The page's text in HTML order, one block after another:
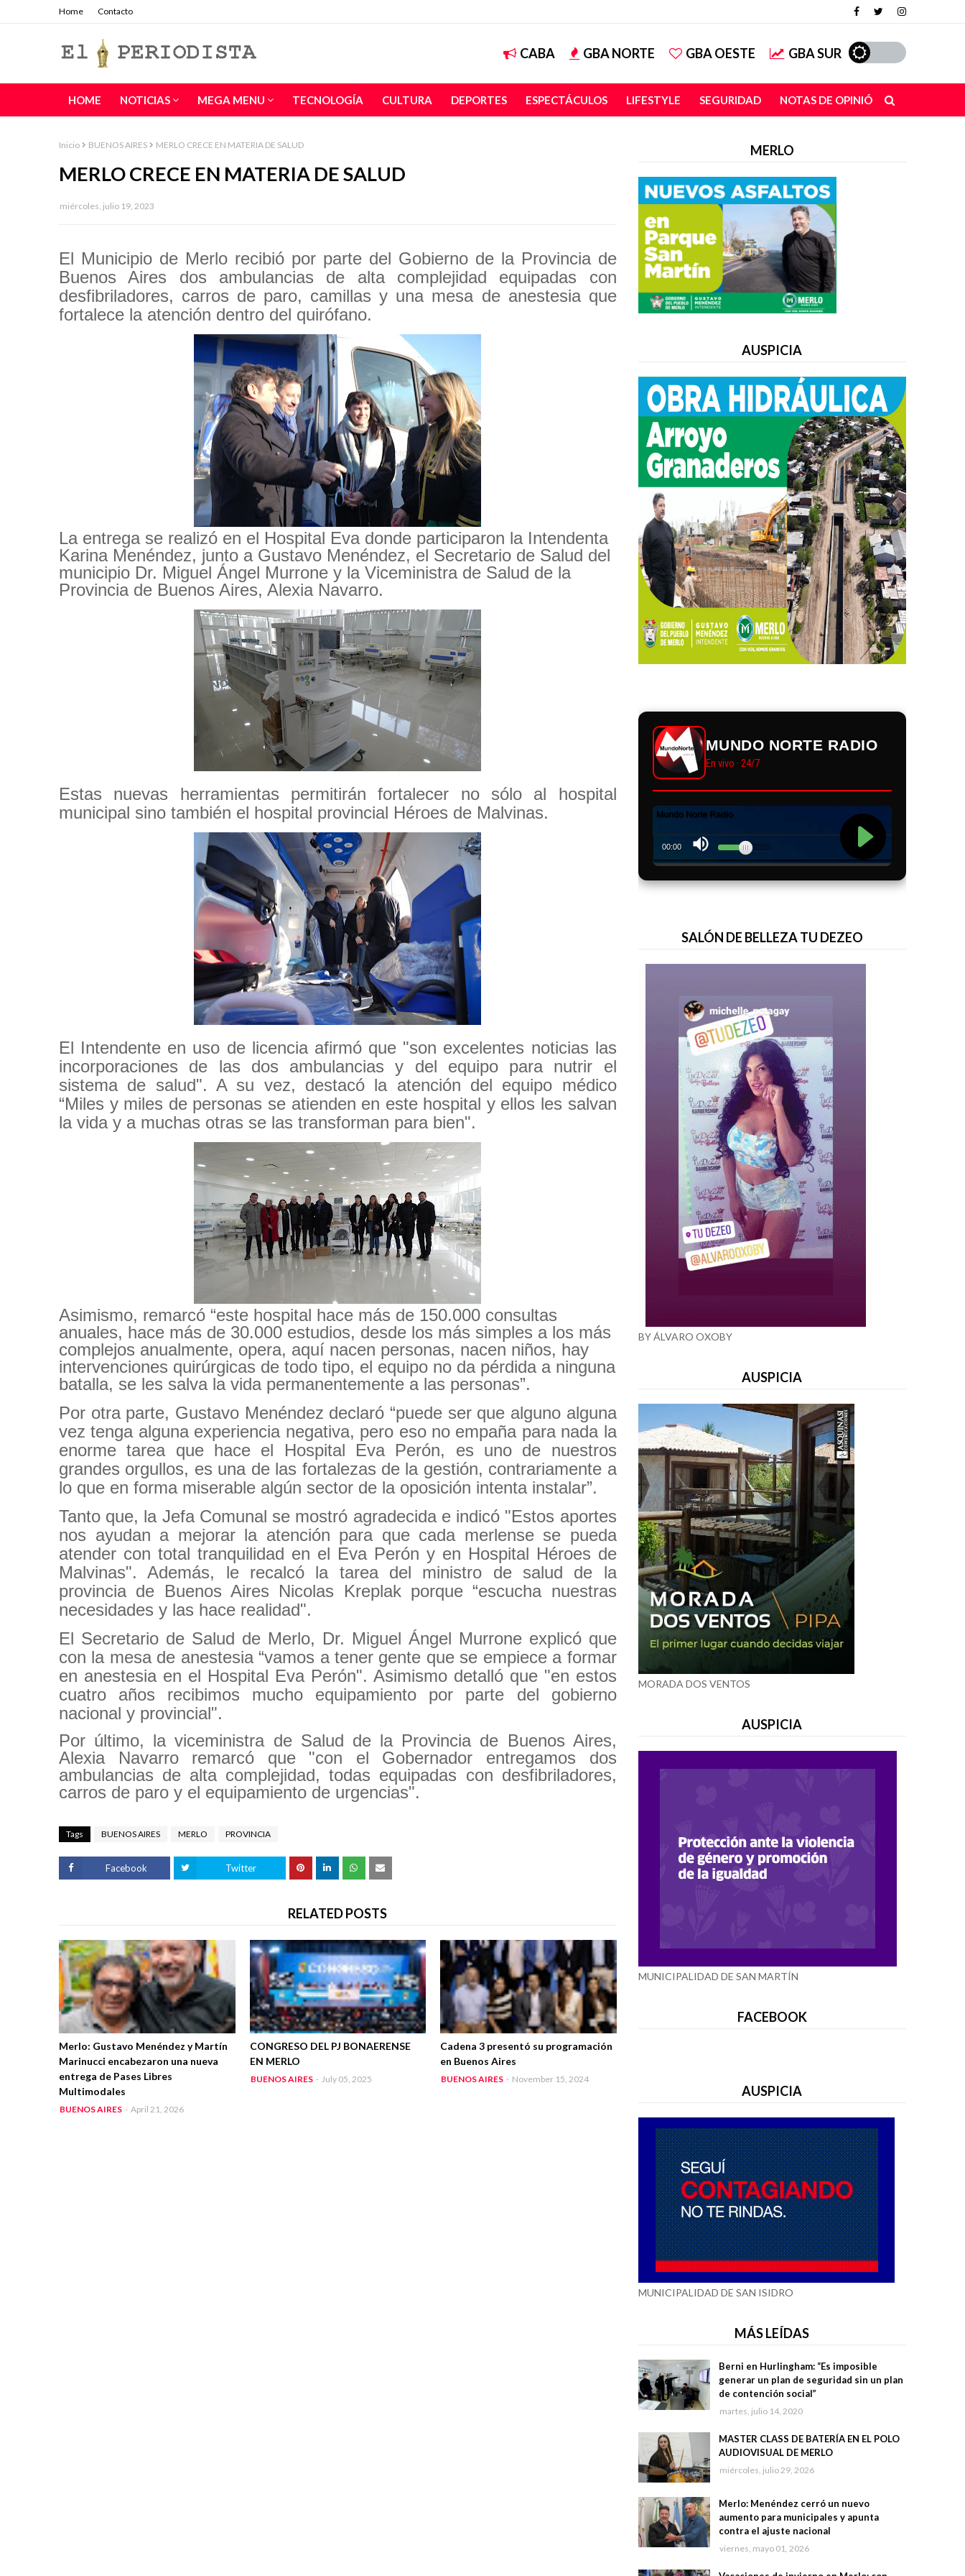
Home Contacto
CABA GBA NORTE GBA OESTE GBA SUR
HOME NOTICIAS MEGA MENU TECNOLOGÍA CULTURA DEPORTES ESPECTÁCULOS LIFESTYLE SEGURIDAD NOTAS DE OPINIÓN
Inicio BUENOS AIRES MERLO CRECE EN MATERIA DE SALUD
MERLO CRECE EN MATERIA DE SALUD
miércoles, julio 19, 2023
El Municipio de Merlo recibió por parte del Gobierno de la Provincia de
Buenos Aires dos ambulancias de alta complejidad equipadas con
desfibriladores, carros de paro, camillas y una mesa de anestesia que
fortalece la atención dentro del quirófano.
La entrega se realizó en el Hospital Eva donde participaron la Intendenta
Karina Menéndez, junto a Gustavo Menéndez, el Secretario de Salud del
municipio Dr. Miguel Ángel Murrone y la Viceministra de Salud de la
Provincia de Buenos Aires, Alexia Navarro.
Estas nuevas herramientas permitirán fortalecer no sólo al hospital
municipal sino también el hospital provincial Héroes de Malvinas.
El Intendente en uso de licencia afirmó que "son excelentes noticias las
incorporaciones de las dos ambulancias y del equipo para nutrir el
sistema de salud". A su vez, destacó la atención del equipo médico
“Miles y miles de personas se atienden en este hospital y ellos les salvan
la vida y a muchas otras se las transforman para bien".
Asimismo, remarcó “este hospital hace más de 150.000 consultas
anuales, hace más de 30.000 estudios, desde los más simples a los más
complejos anualmente, opera, aquí nacen personas, nacen niños, hay
intervenciones quirúrgicas de todo tipo, el equipo no da pérdida a ninguna
batalla, se les salva la vida permanentemente a las personas”.
Por otra parte, Gustavo Menéndez declaró “puede ser que alguno alguna
vez tenga alguna experiencia negativa, pero eso no empaña para nada la
enorme tarea que hace el Hospital Eva Perón, es uno de nuestros
grandes orgullos, es una de las fortalezas de la gestión, contrariamente a
lo que en forma miserable algún sector de la oposición intenta instalar”.
Tanto que, la Jefa Comunal se mostró agradecida e indicó "Estos aportes
nos ayudan a mejorar la atención para que cada merlense se pueda
atender con total tranquilidad en el Eva Perón y en Hospital Héroes de
Malvinas". Además, le recalcó la tarea del ministro de salud de la
provincia de Buenos Aires Nicolas Kreplak porque “escucha nuestras
necesidades y las hace realidad".
El Secretario de Salud de Merlo, Dr. Miguel Ángel Murrone explicó que
con la mesa de anestesia “vamos a tener gente que se empiece a formar
en anestesia en el Hospital Eva Perón". Asimismo detalló que "en estos
cuatro años recibimos mucho equipamiento por parte del gobierno
nacional y provincial".
Por último, la viceministra de Salud de la Provincia de Buenos Aires,
Alexia Navarro remarcó que "con el Gobernador entregamos dos
ambulancias de alta complejidad, todas equipadas con desfibriladores,
carros de paro y el equipamiento de urgencias".
Tags BUENOS AIRES MERLO PROVINCIA
Facebook Twitter
RELATED POSTS
Merlo: Gustavo Menéndez y Martín
Marinucci encabezaron una nueva
entrega de Pases Libres
Multimodales
BUENOS AIRES - April 21, 2026
CONGRESO DEL PJ BONAERENSE
EN MERLO
BUENOS AIRES - July 05, 2025
Cadena 3 presentó su programación
en Buenos Aires
BUENOS AIRES - November 15, 2024
MERLO
AUSPICIA
MUNDO NORTE RADIO
En vivo · 24/7
SALÓN DE BELLEZA TU DEZEO
BY ÁLVARO OXOBY
AUSPICIA
MORADA DOS VENTOS
AUSPICIA
MUNICIPALIDAD DE SAN MARTÍN
FACEBOOK
AUSPICIA
MUNICIPALIDAD DE SAN ISIDRO
MÁS LEÍDAS
Berni en Hurlingham: “Es imposible
generar un plan de seguridad sin un plan
de contención social”
martes, julio 14, 2020
MASTER CLASS DE BATERÍA EN EL POLO
AUDIOVISUAL DE MERLO
miércoles, julio 29, 2026
Merlo: Menéndez cerró un nuevo
aumento para municipales y apunta
contra el ajuste nacional
viernes, mayo 01, 2026